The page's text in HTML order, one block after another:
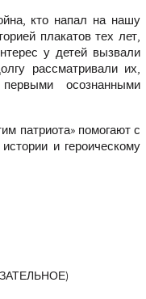
кто напал на нашу
плакатов тех лет,
у детей вызвали
рассматривали их,
осознанными
патриота» помогают с
и героическому